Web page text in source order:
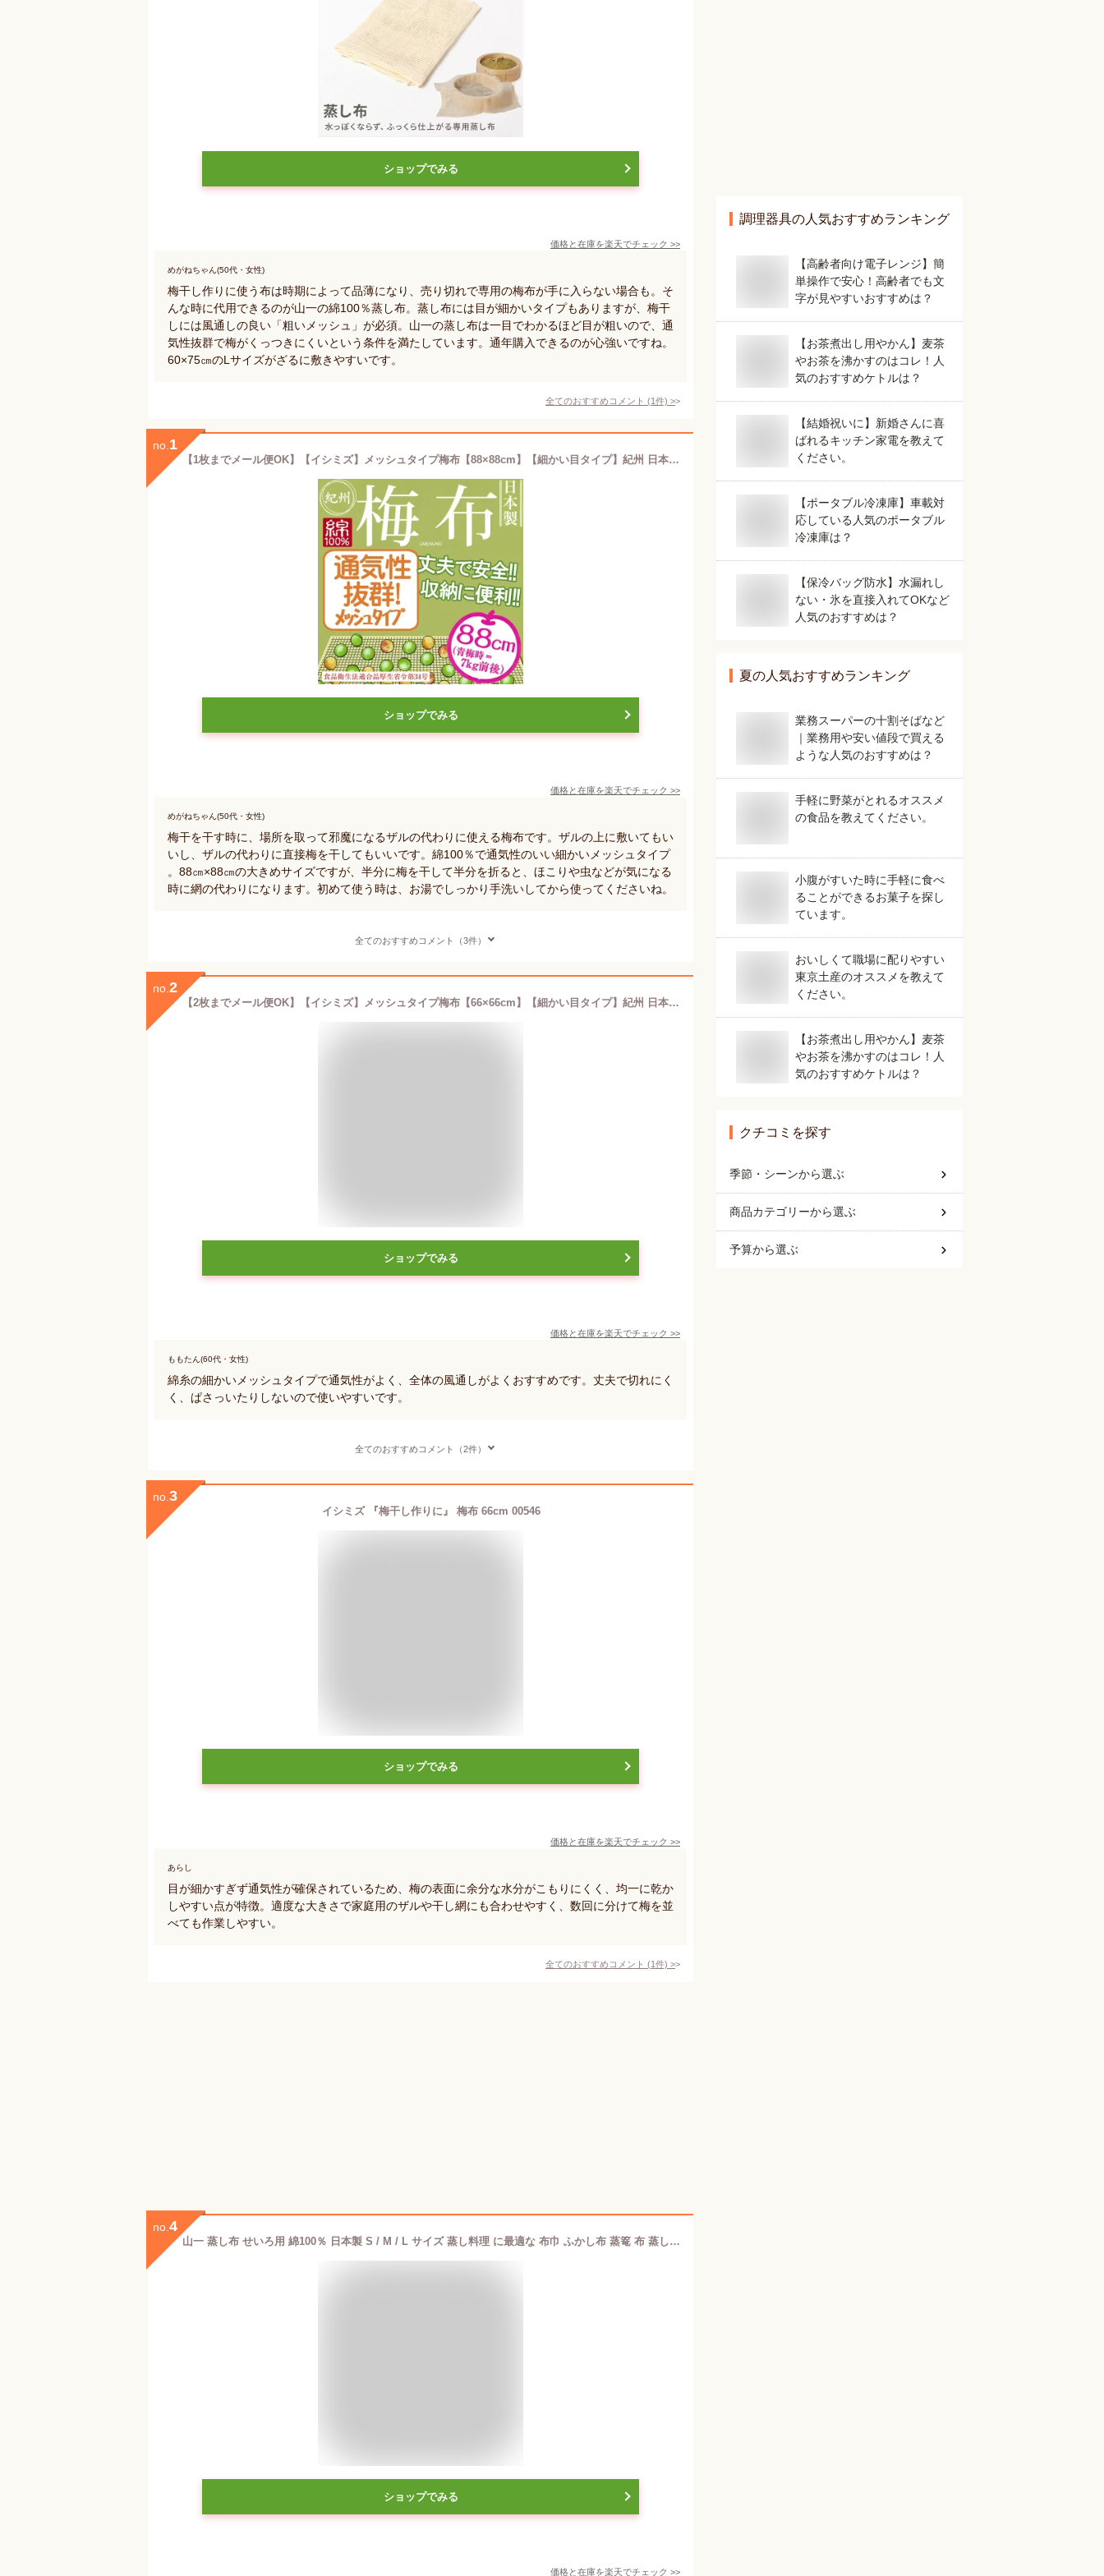
ショップでみる
価格と在庫を楽天でチェック >>
めがねちゃん(50代・女性)
梅干し作りに使う布は時期によって品薄になり、売り切れで専用の梅布が手に入らない場合も。そ
んな時に代用できるのが山一の綿100％蒸し布。蒸し布には目が細かいタイプもありますが、梅干
しには風通しの良い「粗いメッシュ」が必須。山一の蒸し布は一目でわかるほど目が粗いので、通
気性抜群で梅がくっつきにくいという条件を満たしています。通年購入できるのが心強いですね。
60×75㎝のLサイズがざるに敷きやすいです。
全てのおすすめコメント (1件) >
no. 1
【1枚までメール便OK】【イシミズ】メッシュタイプ梅布【88×88cm】【細かい目タイプ】紀州 日本製 綿100% 梅干し 野菜干し ザル・ゴザ・すだれ・えびら代わりに UMENUNO
ショップでみる
価格と在庫を楽天でチェック >>
めがねちゃん(50代・女性)
梅干を干す時に、場所を取って邪魔になるザルの代わりに使える梅布です。ザルの上に敷いてもい
いし、ザルの代わりに直接梅を干してもいいです。綿100％で通気性のいい細かいメッシュタイプ
。88㎝×88㎝の大きめサイズですが、半分に梅を干して半分を折ると、ほこりや虫などが気になる
時に網の代わりになります。初めて使う時は、お湯でしっかり手洗いしてから使ってくださいね。
全てのおすすめコメント（3件）
no. 2
【2枚までメール便OK】【イシミズ】メッシュタイプ梅布【66×66cm】【細かい目タイプ】紀州 日本製 綿100% 梅干し 野菜干し ザル・ゴザ
ショップでみる
価格と在庫を楽天でチェック >>
ももたん(60代・女性)
綿糸の細かいメッシュタイプで通気性がよく、全体の風通しがよくおすすめです。丈夫で切れにく
く、ぱさっいたりしないので使いやすいです。
全てのおすすめコメント（2件）
no. 3
イシミズ 『梅干し作りに』 梅布 66cm 00546
ショップでみる
価格と在庫を楽天でチェック >>
あらし
目が細かすぎず通気性が確保されているため、梅の表面に余分な水分がこもりにくく、均一に乾か
しやすい点が特徴。適度な大きさで家庭用のザルや干し網にも合わせやすく、数回に分けて梅を並
べても作業しやすい。
全てのおすすめコメント (1件) >
no. 4
山一 蒸し布 せいろ用 綿100％ 日本製 S / M / L サイズ 蒸し料理 に最適な 布巾 ふかし布 蒸篭 布 蒸し器 キッチン 道具 調理 温活 07-25 4933222007259 07-26 4933222007266 07-27 4933222007273
ショップでみる
価格と在庫を楽天でチェック >>
調理器具の人気おすすめランキング
【高齢者向け電子レンジ】簡
単操作で安心！高齢者でも文
字が見やすいおすすめは？
【お茶煮出し用やかん】麦茶
やお茶を沸かすのはコレ！人
気のおすすめケトルは？
【結婚祝いに】新婚さんに喜
ばれるキッチン家電を教えて
ください。
【ポータブル冷凍庫】車載対
応している人気のポータブル
冷凍庫は？
【保冷バッグ防水】水漏れし
ない・氷を直接入れてOKなど
人気のおすすめは？
夏の人気おすすめランキング
業務スーパーの十割そばなど
｜業務用や安い値段で買える
ような人気のおすすめは？
手軽に野菜がとれるオススメ
の食品を教えてください。
小腹がすいた時に手軽に食べ
ることができるお菓子を探し
ています。
おいしくて職場に配りやすい
東京土産のオススメを教えて
ください。
【お茶煮出し用やかん】麦茶
やお茶を沸かすのはコレ！人
気のおすすめケトルは？
クチコミを探す
季節・シーンから選ぶ
商品カテゴリーから選ぶ
予算から選ぶ